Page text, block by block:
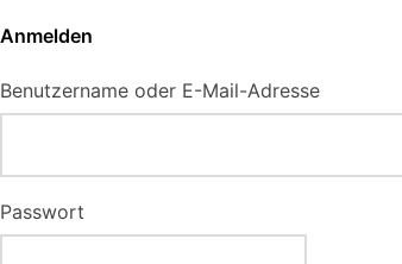
Anmelden
Benutzername oder E-Mail-Adresse
Passwort